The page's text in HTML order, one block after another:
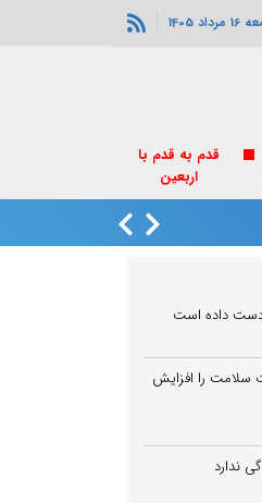
1405
قدم به قدم با
اربعین
دست داده است
را افزایش
ندارد